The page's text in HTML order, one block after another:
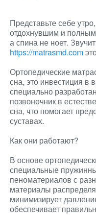
Представьте себе
отдохнувшим и
а спина не ноет.
https://matrasmd.com
Ортопедические
сна, это инвестиция в
специально
позвоночник в
сна, что помогает
суставах.
Как они работают?
В основе
специальные
пеноматериалов с
материалы
минимизирует
обеспечивает